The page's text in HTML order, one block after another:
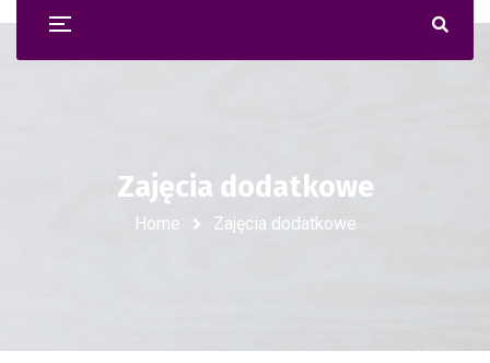
Zajęcia dodatkowe
Home Zajęcia dodatkowe